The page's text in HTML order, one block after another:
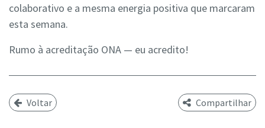
colaborativo e a mesma energia positiva que marcaram
esta semana.
Rumo à acreditação ONA — eu acredito!
Voltar Compartilhar